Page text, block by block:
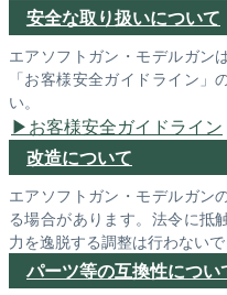
安全な取り扱いについて
エアソフトガン・モデルガン
「お客様安全ガイドライン」
い。
お客様安全ガイドライン
改造について
エアソフトガン・モデルガン
る場合があります。法令に抵
力を逸脱する調整は行わないで
パーツ等の互換性につい